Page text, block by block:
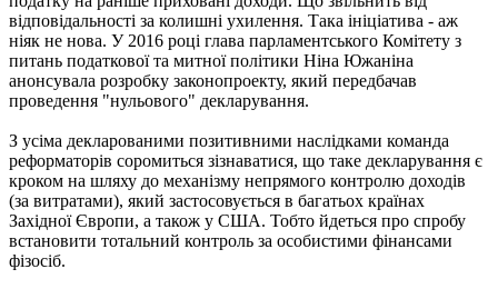
відповідальності за колишні ухилення. Така ініціатива - аж
ніяк не нова. У 2016 році глава парламентського Комітету з
питань податкової та митної політики Ніна Южаніна
анонсувала розробку законопроекту, який передбачав
проведення "нульового" декларування.
З усіма декларованими позитивними наслідками команда
реформаторів соромиться зізнаватися, що таке декларування є
кроком на шляху до механізму непрямого контролю доходів
(за витратами), який застосовується в багатьох країнах
Західної Європи, а також у США. Тобто йдеться про спробу
встановити тотальний контроль за особистими фінансами
фізосіб.